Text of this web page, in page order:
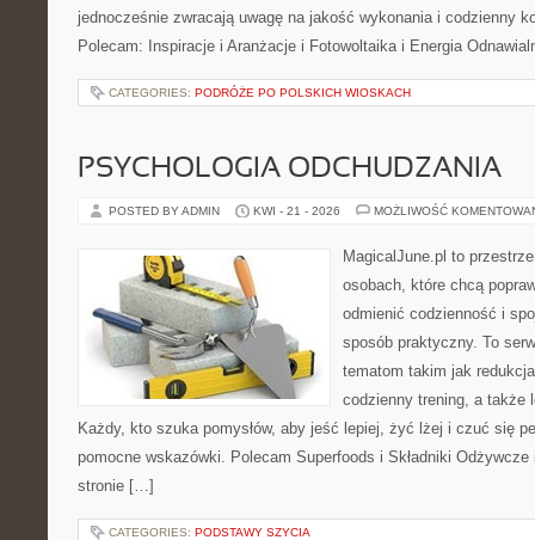
jednocześnie zwracają uwagę na jakość wykonania i codzienny
Polecam: Inspiracje i Aranżacje i Fotowoltaika i Energia
CATEGORIES: PODRÓŻE PO POLSKICH WIOSKACH
PSYCHOLOGIA ODCHUDZANIA
POSTED BY ADMIN KWI - 21 - 2026 MOŻLIWOŚĆ
MagicalJune.pl to
osobach, które chcą
odmienić codzienność i
sposób praktyczny. To
tematom takim jak
codzienny trening, a także
Każdy, kto szuka pomysłów, aby jeść lepiej, żyć lżej i czuć się
pomocne wskazówki. Polecam Superfoods i Składniki
stronie […]
CATEGORIES: PODSTAWY SZYCIA